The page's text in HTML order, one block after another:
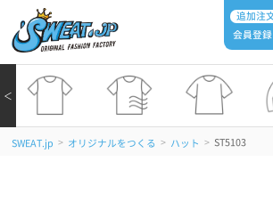
追加注
会員登
＜
SWEAT.jp > オリジナルをつくる > ハット > ST5103